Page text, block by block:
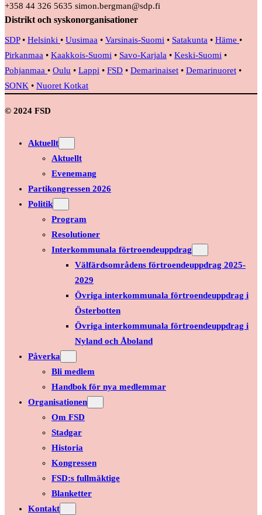
+358 44 326 5635 simon.bergman@sdp.fi
Distrikt och syskonorganisationer
SDP• Helsinki • Uusimaa • Varsinais-Suomi • Satakunta • Häme •
Pirkanmaa • Kaakkois-Suomi • Savo-Karjala • Keski-Suomi •
Pohjanmaa • Oulu • Lappi • FSD • Demarinaiset • Demarinuoret •
SONK • Nuoret Kotkat
© 2024 FSD
Aktuellt
Aktuellt
Evenemang
Partikongressen 2026
Politik
Program
Resolutioner
Interkommunala förtroendeuppdrag
Välfärdsområdens förtroendeuppdrag 2025-
2029
Övriga interkommunala förtroendeuppdrag i
Österbotten
Övriga interkommunala förtroendeuppdrag i
Nyland och Åboland
Påverka
Bli medlem
Handbok för nya medlemmar
Organisationen
Om FSD
Stadgar
Historia
Kongressen
FSD:s fullmäktige
Blanketter
Kontakt